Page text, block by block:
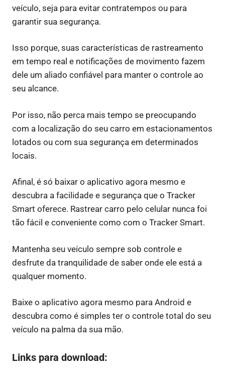
veículo, seja para evitar contratempos ou para
garantir sua segurança.
Isso porque, suas características de rastreamento
em tempo real e notificações de movimento fazem
dele um aliado confiável para manter o controle ao
seu alcance.
Por isso, não perca mais tempo se preocupando
com a localização do seu carro em estacionamentos
lotados ou com sua segurança em determinados
locais.
Afinal, é só baixar o aplicativo agora mesmo e
descubra a facilidade e segurança que o Tracker
Smart oferece. Rastrear carro pelo celular nunca foi
tão fácil e conveniente como com o Tracker Smart.
Mantenha seu veículo sempre sob controle e
desfrute da tranquilidade de saber onde ele está a
qualquer momento.
Baixe o aplicativo agora mesmo para Android e
descubra como é simples ter o controle total do seu
veículo na palma da sua mão.
Links para download: